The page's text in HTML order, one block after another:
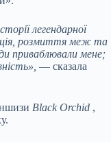
легендарної
розмиття меж та
приваблювали мене;
— сказала
Black Orchid ,